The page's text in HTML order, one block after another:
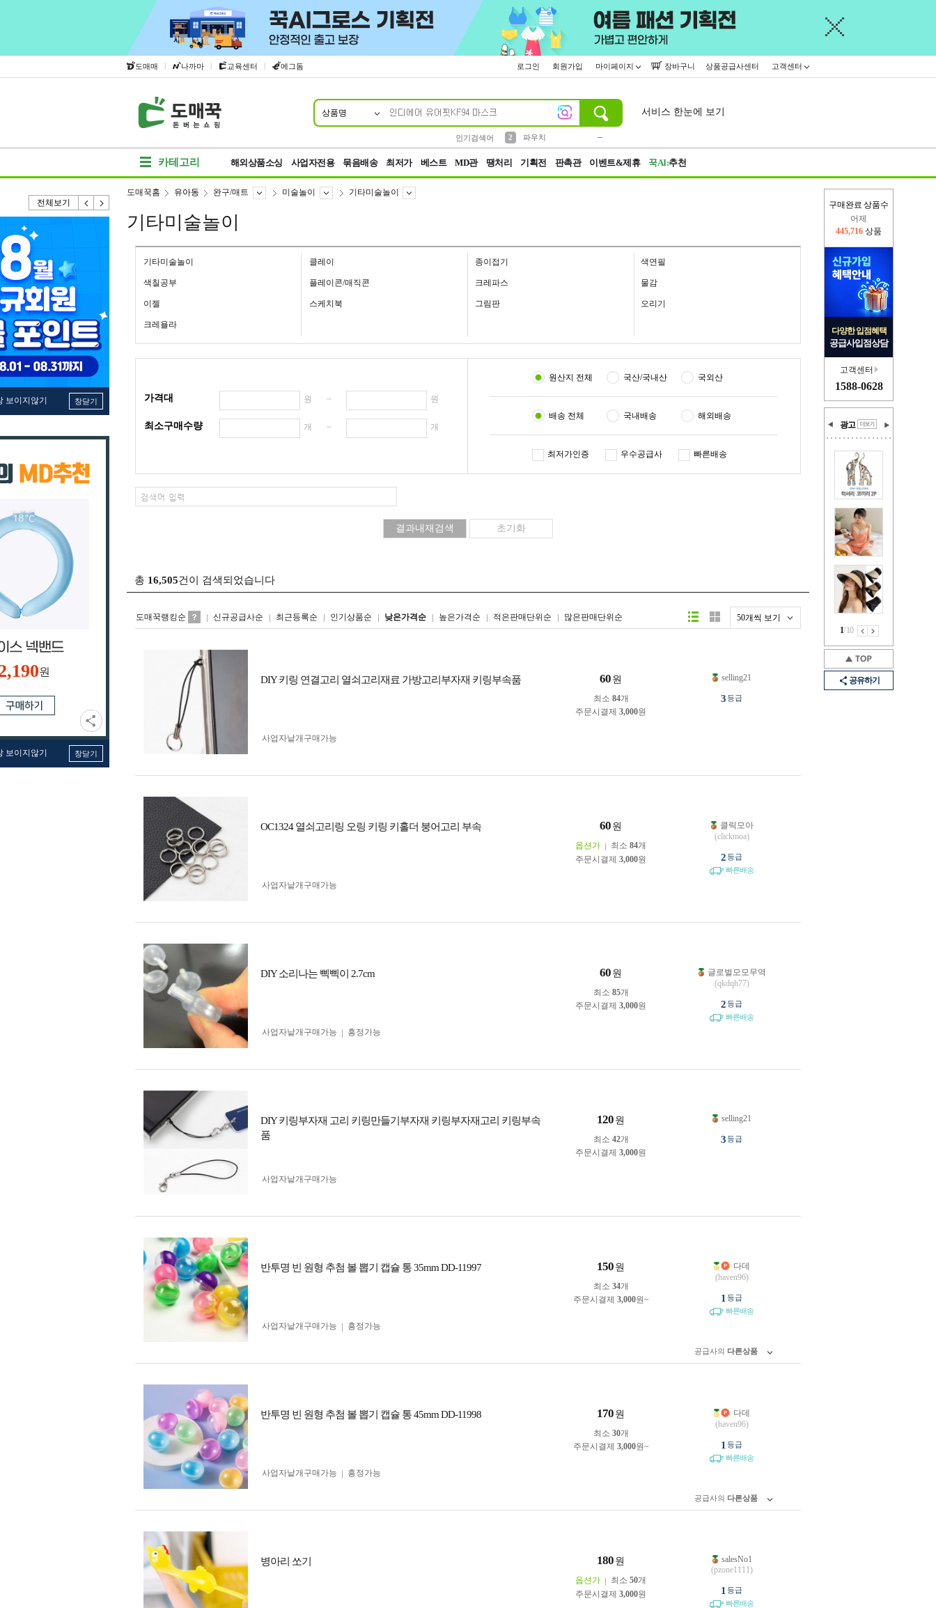
도매매 | 나까마 | 교육센터 | 에그돔 로그인 회원가입 마이페이지 장바구니 상품공급사센터 고객센터
상품명
인기검색어
2
파우치
서비스 한눈에 보기
카테고리 해외상품소싱 사업자전용 묶음배송 최저가 베스트 MD관 땡처리 기획전 판촉관 이벤트&제휴 꾹AI:추천
전체보기
보이지않기 창닫기
원
보이지않기 창닫기
구매완료 상품수
어제
445,716상품
오늘(현재)
322,183
상품
다양한 입점혜택
공급사입점상담
고객센터
1588-0628
광고
1/10
공유하기
도매꾹홈 유아동 완구/매트 미술놀이 기타미술놀이
기타미술놀이
기타미술놀이 클레이 종이접기 색연필
색칠공부 플레이콘/매직콘 크레파스 물감
이젤 스케치북 그림판 오리기
크레욜라
가격대 원 ~ 원
최소구매수량 개 ~ 개
원산지 전체 국산/국내산 국외산
배송 전체 국내배송 해외배송
최저가인증 우수공급사 빠른배송
총 16,505건이 검색되었습니다
도매꾹랭킹순 신규공급사순 최근등록순 인기상품순 낮은가격순 높은가격순 적은판매단위순 많은판매단위순 50개씩 보기
리스트형갤러리형
DIY 키링 연결고리 열쇠고리재료 가방고리부자재 키링부속품 60 원
최소 84개
주문시결제 3,000원
사업자 낱개구매가능
selling21
3등급
OC1324 열쇠고리링 오링 키링 키홀더 붕어고리 부속 60 원
옵션가 최소 84개
주문시결제 3,000원
사업자 낱개구매가능
클릭모아
(clickmoa)
2등급
빠른배송
DIY 소리나는 삑삑이 2.7cm 60 원
최소 85개
주문시결제 3,000원
사업자 낱개구매가능 흥정가능
글로벌모모무역
(qkdqh77)
2등급
빠른배송
DIY 키링부자재 고리 키링만들기부자재 키링부자재고리 키링부속
품
120 원
최소 42개
주문시결제 3,000원
사업자 낱개구매가능
selling21
3등급
반투명 빈 원형 추첨 볼 뽑기 캡슐 통 35mm DD-11997 150 원
최소 34개
주문시결제 3,000원~
사업자 낱개구매가능 흥정가능
다데
(haven96)
1 등급
빠른배송
공급사의 다른상품
반투명 빈 원형 추첨 볼 뽑기 캡슐 통 45mm DD-11998 170 원
최소 30개
주문시결제 3,000원~
사업자 낱개구매가능 흥정가능
다데
(haven96)
1 등급
빠른배송
공급사의 다른상품
병아리 쏘기 180 원
옵션가 최소 50개
주문시결제 3,000원
salesNo1
(pzone1111)
1 등급
빠른배송